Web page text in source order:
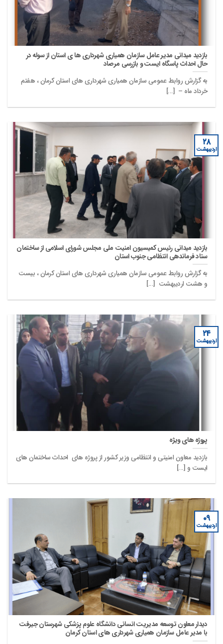
بازدید میدانی مدیر عامل سازمان همیاری شهرداری ها ی استان از سوله در
حال احداث پاسگاه ایست و بازرسی مرصاد
به گزارش روابط عمومی سازمان همیاری شهرداری های استان کرمان ، هفتم
خرداد ماه – [...]
بازدید میدانی رئیس کمیسیون امنیت ملی مجلس شورای اسلامی از ساختمان
ستاد فرماندهی انتظامی جنوب استان
به گزارش روابط عمومی سازمان همیاری شهرداری های استان کرمان ، بیست
و هشت اردیبهشت [...]
۲۸
اردیبهشت
پروژه های ویژه
بازدید معاون امنیتی و انتظامی وزیر کشور از پروژه های احداث ساختمان های
ایست و [...]
۲۴
اردیبهشت
دیدار معاون توسعه مدیریت انسانی دانشگاه علوم پزشکی شهرستان جیرفت
با مدیر عامل سازمان همیاری شهرداری های استان کرمان
۰۹
اردیبهشت